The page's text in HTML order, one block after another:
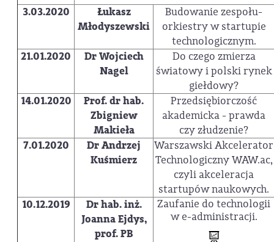
3.03.2020
Łukasz
Młodyszewski
Budowanie zespołu-
orkiestry w startupie
technologicznym.
21.01.2020
Dr Wojciech
Nagel
Do czego zmierza
światowy i polski rynek
giełdowy?
14.01.2020
Prof. dr hab.
Zbigniew
Makieła
Przedsiębiorczość
akademicka - prawda
czy złudzenie?
7.01.2020
Dr Andrzej
Kuśmierz
Warszawski Akcelerator
Technologiczny WAW.ac,
czyli akceleracja
startupów naukowych.
10.12.2019
Dr hab. inż.
Joanna Ejdys,
prof. PB
Zaufanie do technologii
w e-administracji.